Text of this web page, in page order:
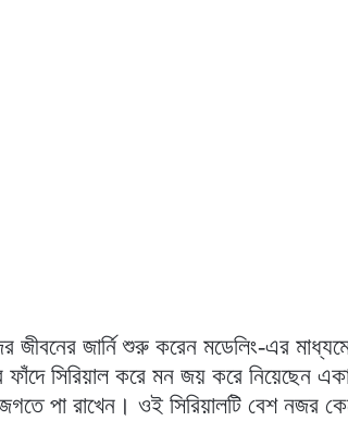
জীবনের জার্নি শুরু করেন মডেলিং-এর
ফাঁদে সিরিয়াল করে মন জয় করে নিয়েছেন
পা রাখেন। ওই সিরিয়ালটি বেশ নজর